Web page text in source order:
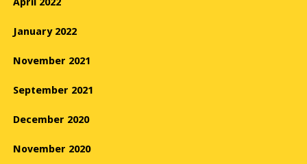
January 2022
November 2021
September 2021
December 2020
November 2020